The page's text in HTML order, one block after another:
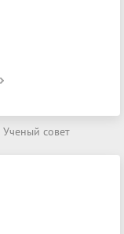
совет